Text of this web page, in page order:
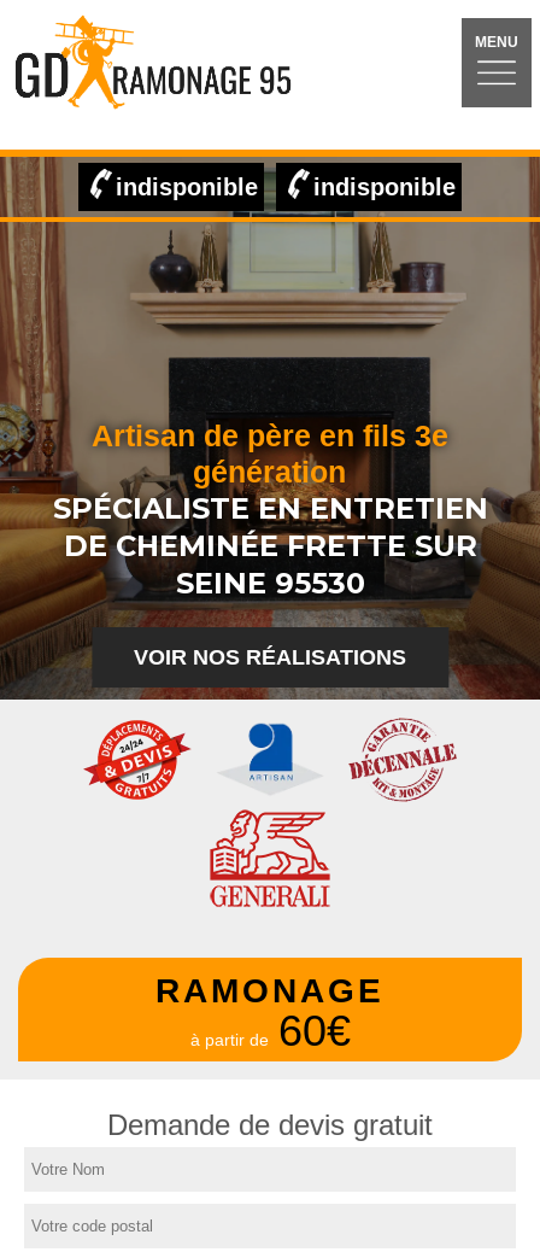
MENU
indisponible indisponible
Artisan de père en fils 3e
génération
SPÉCIALISTE EN ENTRETIEN
DE CHEMINÉE FRETTE SUR
SEINE 95530
VOIR NOS RÉALISATIONS
RAMONAGE
à partir de 60€
Demande de devis gratuit